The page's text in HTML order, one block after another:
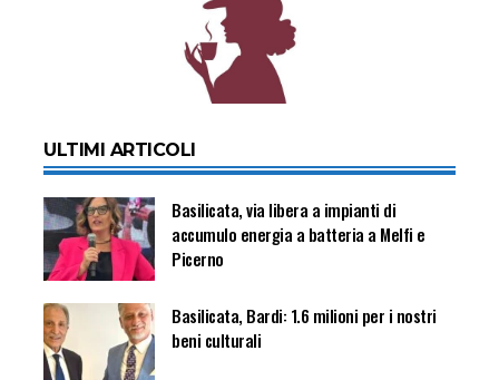
ULTIMI ARTICOLI
Basilicata, via libera a impianti di
accumulo energia a batteria a Melfi e
Picerno
Basilicata, Bardi: 1.6 milioni per i nostri
beni culturali